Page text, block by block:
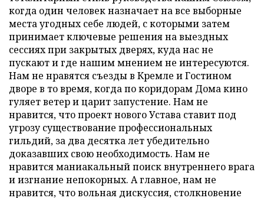
когда один человек назначает на все выборные
места угодных себе людей, с которыми затем
принимает ключевые решения на выездных
сессиях при закрытых дверях, куда нас не
пускают и где нашим мнением не интересуются.
Нам не нравятся съезды в Кремле и Гостином
дворе в то время, когда по коридорам Дома кино
гуляет ветер и царит запустение. Нам не
нравится, что проект нового Устава ставит под
угрозу существование профессиональных
гильдий, за два десятка лет убедительно
доказавших свою необходимость. Нам не
нравится маниакальный поиск внутреннего врага
и изгнание непокорных. А главное, нам не
нравится, что вольная дискуссия, столкновение